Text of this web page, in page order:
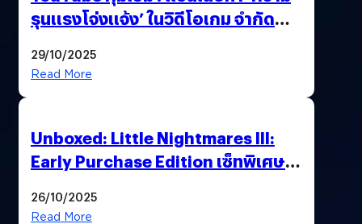
รุนแรงโจ่งแจ้ง’ ในวิดีโอเกม จำกัด
29/10/2025
Read More
Unboxed: Little Nightmares III:
Early Purchase Edition เซ็ทพิเศษที่
ไปด้วยกัน..เอาชนะทุกความเหงาและ
26/10/2025
Read More